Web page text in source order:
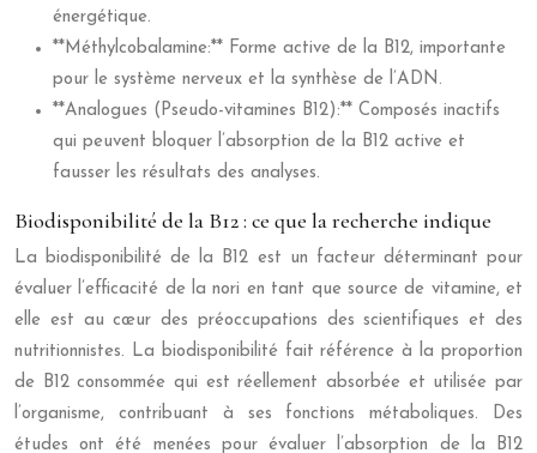
énergétique.
**Méthylcobalamine:** Forme active de la B12, importante
pour le système nerveux et la synthèse de l’ADN.
**Analogues (Pseudo-vitamines B12):** Composés inactifs
qui peuvent bloquer l’absorption de la B12 active et
fausser les résultats des analyses.
Biodisponibilité de la B12 : ce que la recherche indique
La biodisponibilité de la B12 est un facteur déterminant pour
évaluer l’efficacité de la nori en tant que source de vitamine, et
elle est au cœur des préoccupations des scientifiques et des
nutritionnistes. La biodisponibilité fait référence à la proportion
de B12 consommée qui est réellement absorbée et utilisée par
l’organisme, contribuant à ses fonctions métaboliques. Des
études ont été menées pour évaluer l’absorption de la B12